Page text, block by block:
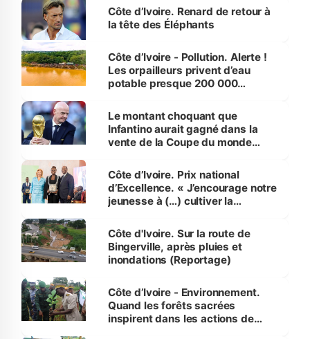
Côte d’Ivoire. Renard de retour à
la tête des Éléphants
Côte d’Ivoire - Pollution. Alerte !
Les orpailleurs privent d’eau
potable presque 200 000
Le montant choquant que
Infantino aurait gagné dans la
vente de la Coupe du monde
Côte d’Ivoire. Prix national
d’Excellence. « J’encourage notre
jeunesse à (…) cultiver la
(Alassane Ouattara
Côte d'Ivoire. Sur la route de
Bingerville, après pluies et
inondations (Reportage)
Côte d’Ivoire - Environnement.
Quand les forêts sacrées
inspirent dans les actions de